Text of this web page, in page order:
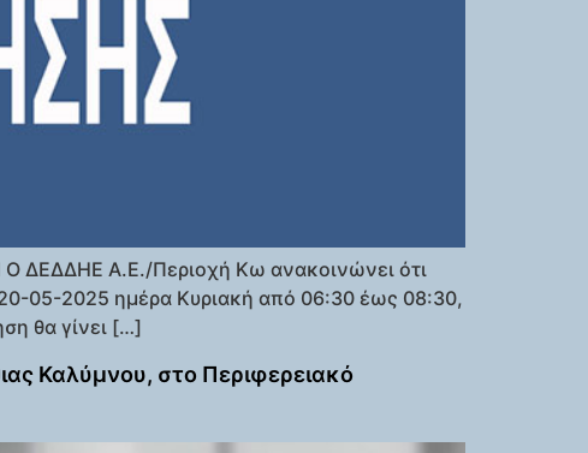
Ο ΔΕΔΔΗΕ Α.Ε./Περιοχή Κω ανακοινώνει ότι
05-2025 ημέρα Κυριακή από 06:30 έως 08:30,
θα γίνει […]
Καλύμνου, στο Περιφερειακό